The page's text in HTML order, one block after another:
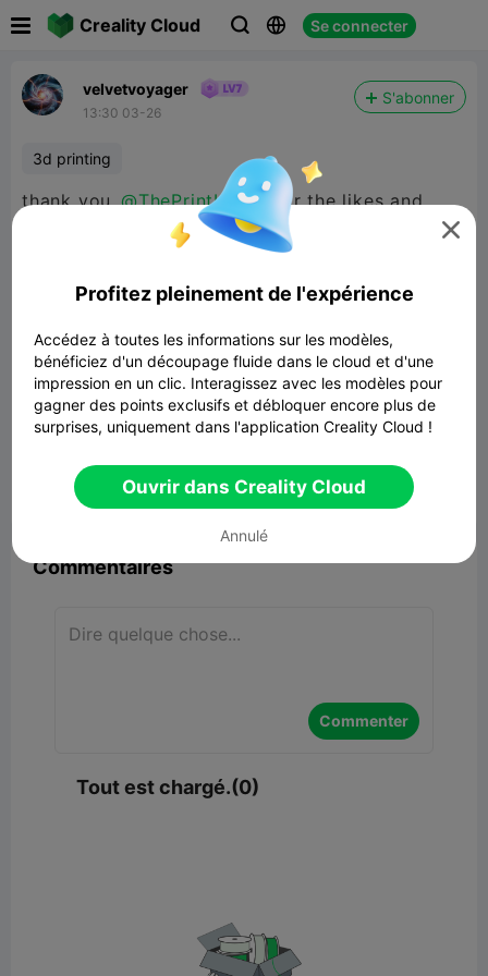
Creality Cloud   Se connecter
velvetvoyager
13:30 03-26
S'abonner
3d printing
thank you@ThePrintLover
for the likes and
helping i really appreciate it :)
Signaler 6 
Commentaires
Commenter
Tout est chargé.(0)

Profitez pleinement de l'expérience
Accédez à toutes les informations sur les modèles,
bénéficiez d'un découpage fluide dans le cloud et d'une
impression en un clic. Interagissez avec les modèles pour
gagner des points exclusifs et débloquer encore plus de
surprises, uniquement dans l'application Creality Cloud !
Ouvrir dans Creality Cloud
Annulé